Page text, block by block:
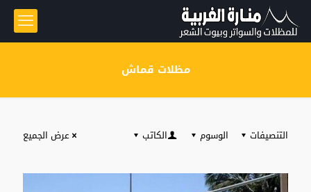
مظلات قماش
التنصيفات الوسوم الكاتب عرض الجميع